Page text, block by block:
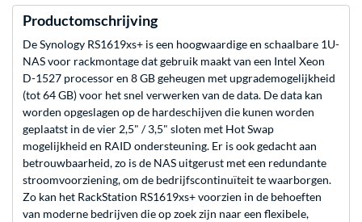
Productomschrijving
De Synology RS1619xs+ is een hoogwaardige en schaalbare 1U-
NAS voor rackmontage dat gebruik maakt van een Intel Xeon
D-1527 processor en 8 GB geheugen met upgrademogelijkheid
(tot 64 GB) voor het snel verwerken van de data. De data kan
worden opgeslagen op de hardeschijven die kunen worden
geplaatst in de vier 2,5" / 3,5" sloten met Hot Swap
mogelijkheid en RAID ondersteuning. Er is ook gedacht aan
betrouwbaarheid, zo is de NAS uitgerust met een redundante
stroomvoorziening, om de bedrijfscontinuïteit te waarborgen.
Zo kan het RackStation RS1619xs+ voorzien in de behoeften
van moderne bedrijven die op zoek zijn naar een flexibele,